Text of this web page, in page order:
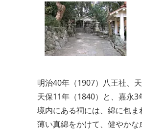
明治40年（1907）八王社、
天保11年（1840）と、嘉永3
境内にある祠には、綿に包ま
薄い真綿をかけて、健やかな